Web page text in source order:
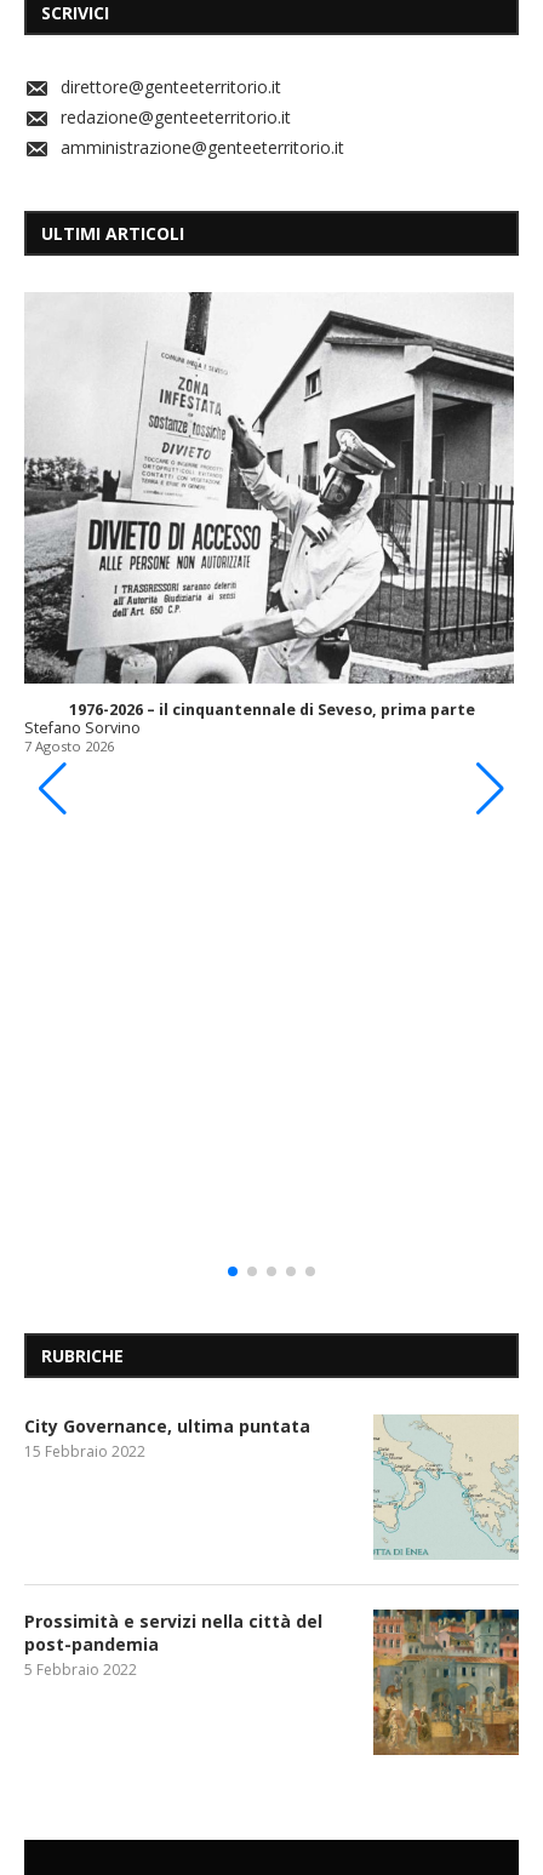
SCRIVICI
direttore@genteeterritorio.it
redazione@genteeterritorio.it
amministrazione@genteeterritorio.it
ULTIMI ARTICOLI
1976-2026 – il cinquantennale di Seveso, prima parte
Stefano Sorvino
7 Agosto 2026
RUBRICHE
City Governance, ultima puntata
15 Febbraio 2022
Prossimità e servizi nella città del
post-pandemia
5 Febbraio 2022